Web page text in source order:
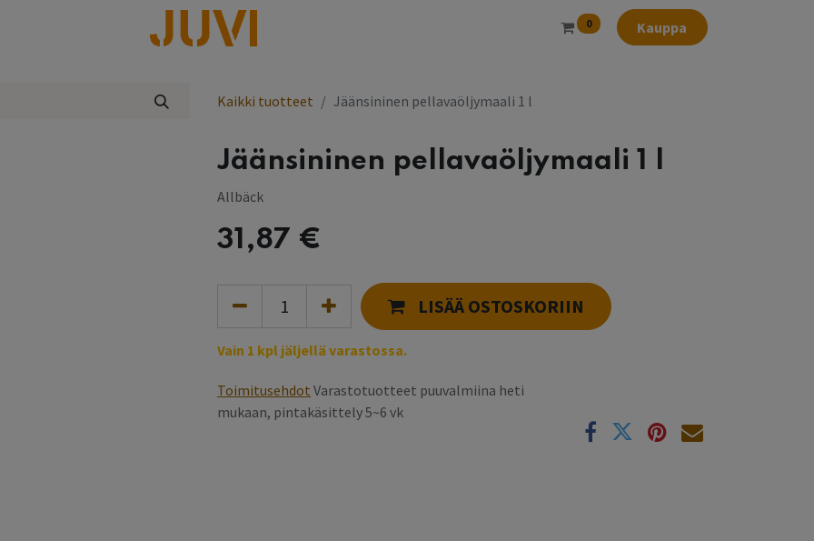
0 Kauppa
Kaikki tuotteet Jäänsininen pellavaöljymaali 1 l
Jäänsininen pellavaöljymaali 1 l
Allbäck
31,87 €
LISÄÄ OSTOSKORIIN
Vain 1 kpl jäljellä varastossa.
Toimitusehdot Varastotuotteet puuvalmiina heti
mukaan, pintakäsittely 5~6 vk